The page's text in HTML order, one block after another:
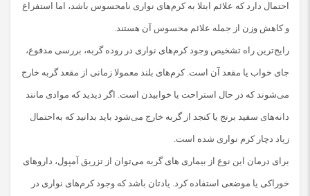
احتمال دارد که علائم ابتلا به کرم‌های نواری نامحسوس باشد، اما استفراغ
و کاهش وزن از جمله علائم محسوس آن هستند.
رایج‌ترین راه تشخیص وجود کرم‌های نواری در روده گربه، بررسی مدفوع،
جای خواب یا مقعد آن است. کرم‌های بلند معمولا زمانی از مقعد گربه خارج
می‌شوند که در حال استراحت یا خوابیدن است. اگر دیدید که موادی مانند
دانه‌های سفید برنج یا کنجد از گربه خارج می‌شود باید بدانید که به‌احتمال
زیاد دچار کرم نواری شده است.
برای درمان این نوع از بیماری های گربه می‌توان از تزریق آمپول، داروهای
خوراکی یا موضعی استفاده کرد. یادتان باشد که وجود کرم‌های نواری در